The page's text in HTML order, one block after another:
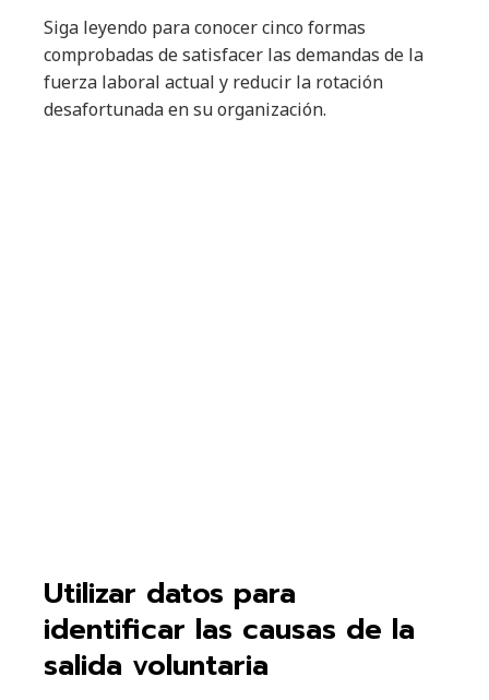
Siga leyendo para conocer cinco formas
comprobadas de satisfacer las demandas de la
fuerza laboral actual y reducir la rotación
desafortunada en su organización.
Utilizar datos para
identificar las causas de la
salida voluntaria